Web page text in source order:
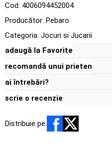
Cod: 4006094452004
Producător: Pebaro
Categoria: Jocuri si Jucarii
adaugă la Favorite
recomandă unui prieten
ai întrebări?
scrie o recenzie
Distribuie pe: